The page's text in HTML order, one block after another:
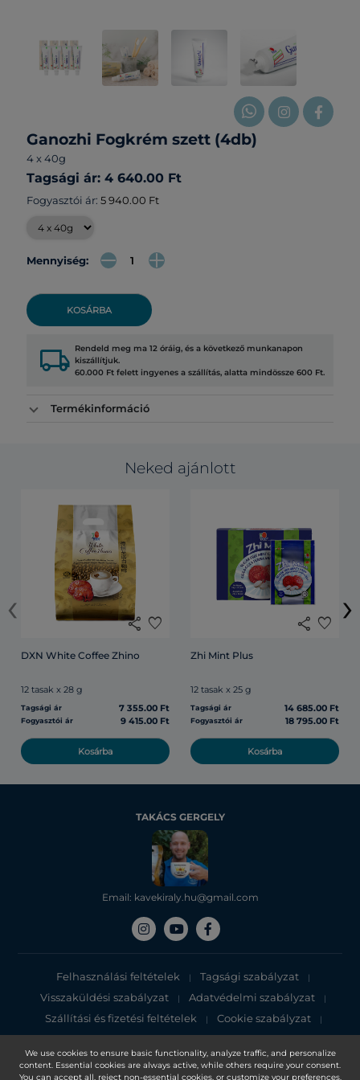
We use cookies to ensure basic functionality, analyze traffic, and personalize
content. Essential cookies are always active, while others require your consent.
You can accept all, reject non-essential cookies, or customize your preferences.
Ganozhi Fogkrém szett (4db)
4 x 40g
Tagsági ár: 4 640.00 Ft
Fogyasztói ár: 5 940.00 Ft
Mennyiség:
KOSÁRBA
local_shipping Rendeld meg ma 12 óráig, és a következő munkanapon
kiszállítjuk.
60.000 Ft felett ingyenes a szállítás, alatta mindössze 600 Ft.
Termékinformáció
Neked ajánlott
share favorite
DXN White Coffee Zhino
12 tasak x 28 g
Tagsági ár 7 355.00 Ft
Fogyasztói ár 9 415.00 Ft
Kosárba
share favorite
Zhi Mint Plus
12 tasak x 25 g
Tagsági ár 14 685.00 Ft
Fogyasztói ár 18 795.00 Ft
Kosárba
‹ ›
TAKÁCS GERGELY
Email: kavekiraly.hu@gmail.com
Felhasználási feltételek | Tagsági szabályzat |
Visszaküldési szabályzat | Adatvédelmi szabályzat |
Szállítási és fizetési feltételek | Cookie szabályzat |
Adatvédelmi tájékoztató
Copyright 2025, DXN Holdings Bhd. 199501033918 (363120-V)